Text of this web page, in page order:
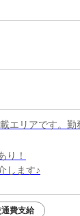
エリアです。勤
り！
します♪
費支給